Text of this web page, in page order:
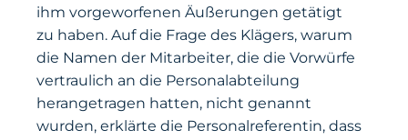
ihm vorgeworfenen Äußerungen getätigt
zu haben. Auf die Frage des Klägers, warum
die Namen der Mitarbeiter, die die Vorwürfe
vertraulich an die Personalabteilung
herangetragen hatten, nicht genannt
wurden, erklärte die Personalreferentin, dass